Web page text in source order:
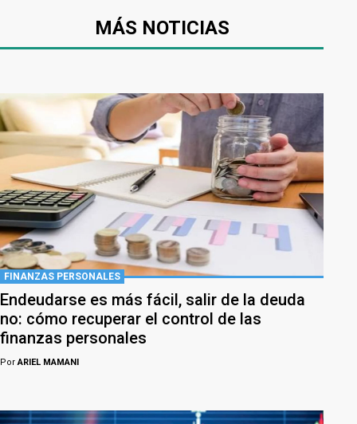
MÁS NOTICIAS
FINANZAS PERSONALES
Endeudarse es más fácil, salir de la deuda
no: cómo recuperar el control de las
finanzas personales
PorARIEL MAMANI